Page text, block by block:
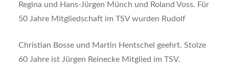
Regina und Hans-Jürgen Münch und Roland Voss. Für
50 Jahre Mitgliedschaft im TSV wurden Rudolf
Christian Bosse und Martin Hentschel geehrt. Stolze
60 Jahre ist Jürgen Reinecke Mitglied im TSV.